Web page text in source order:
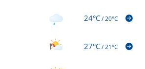
24°C/20°C
27°C/21°C